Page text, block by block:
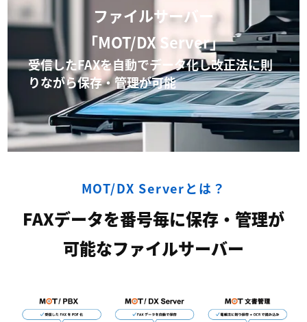
ファイルサーバー
「MOT/DX Server」
受信したFAXを自動でデータ化し改正法に則
りながら保存・管理が可能
MOT/DX Serverとは？
FAXデータを番号毎に保存・管理が
可能なファイルサーバー